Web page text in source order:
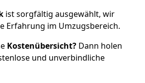
ist sorgfältig ausgewählt, wir
Erfahrung im Umzugsbereich.
Kostenübersicht? Dann holen
und unverbindliche